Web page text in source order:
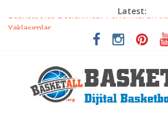
Latest:
Basketbolcu Beslenmesi: Performansı
Basketbolda Şut Antrenmanı ve Grafik
Dünyanın En İyi Basketbol Takımı:
Etkili Basketbol Antrenmanı Nasıl Olmalı